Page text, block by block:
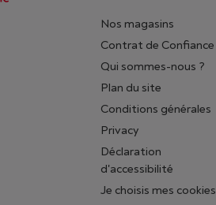
Nos magasins
Contrat de Confiance
Qui sommes-nous ?
Plan du site
Conditions générales
Privacy
Déclaration
d'accessibilité
Je choisis mes cookies